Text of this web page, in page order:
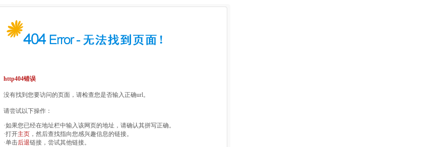
http404错误
没有找到您要访问的页面，请检查您是否输入正确url。
请尝试以下操作：
·如果您已经在地址栏中输入该网页的地址，请确认其拼写正确。
·打开主页 ，然后查找指向您感兴趣信息的链接。
·单击后退链接，尝试其他链接。